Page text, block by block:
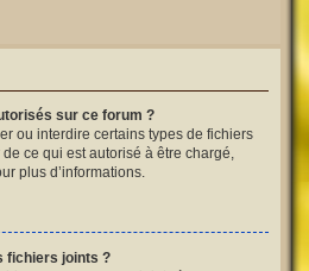
sur ce forum ?
ou interdire certains types de fichiers
ce qui est autorisé à être chargé,
plus d’informations.
fichiers joints ?